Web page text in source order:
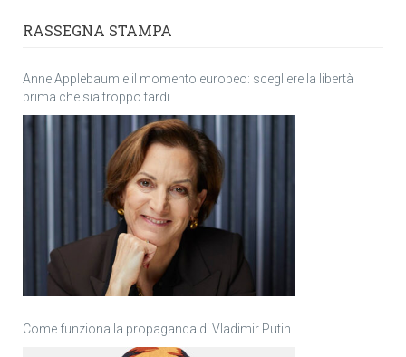
RASSEGNA STAMPA
Anne Applebaum e il momento europeo: scegliere la libertà
prima che sia troppo tardi
Come funziona la propaganda di Vladimir Putin